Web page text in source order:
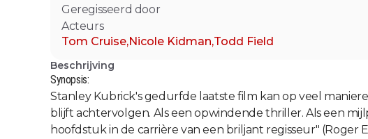
Geregisseerd door
Acteurs
Tom Cruise,Nicole Kidman,Todd Field
Beschrijving
Synopsis:
Stanley Kubrick's gedurfde laatste film kan op veel
blijft achtervolgen. Als een opwindende thriller. Als een
hoofdstuk in de carrière van een briljant regisseur" (Roger